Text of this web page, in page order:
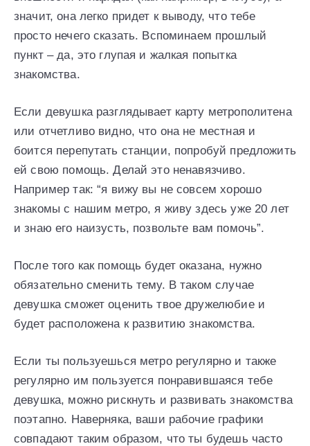
значит, она легко придет к выводу, что тебе
просто нечего сказать. Вспоминаем прошлый
пункт – да, это глупая и жалкая попытка
знакомства.
Если девушка разглядывает карту метрополитена
или отчетливо видно, что она не местная и
боится перепутать станции, попробуй предложить
ей свою помощь. Делай это ненавязчиво.
Например так: “я вижу вы не совсем хорошо
знакомы с нашим метро, я живу здесь уже 20 лет
и знаю его наизусть, позвольте вам помочь”.
После того как помощь будет оказана, нужно
обязательно сменить тему. В таком случае
девушка сможет оценить твое дружелюбие и
будет расположена к развитию знакомства.
Если ты пользуешься метро регулярно и также
регулярно им пользуется понравившаяся тебе
девушка, можно рискнуть и развивать знакомства
поэтапно. Наверняка, ваши рабочие графики
совпадают таким образом, что ты будешь часто